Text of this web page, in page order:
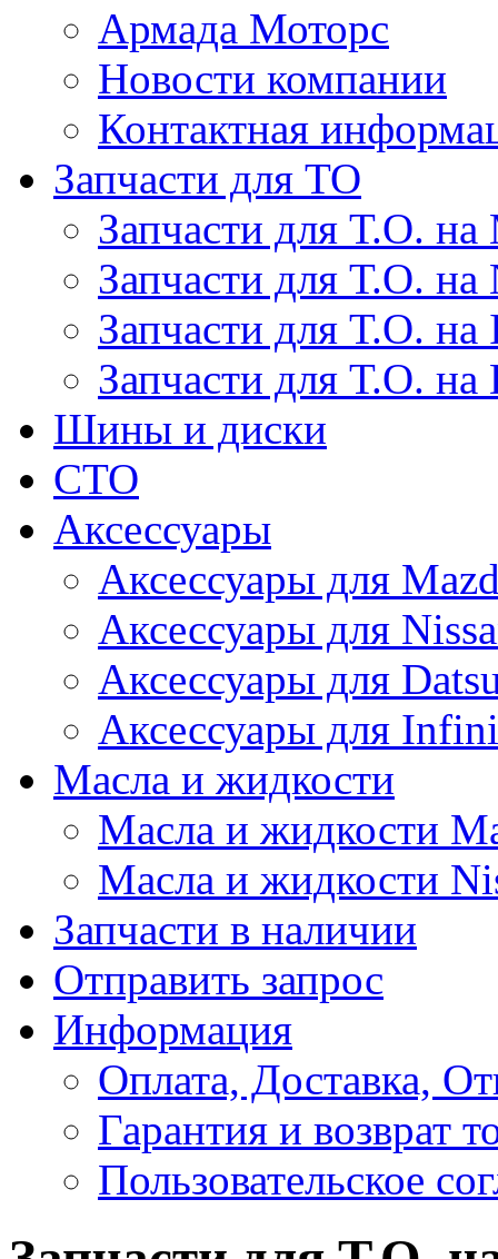
Армада Моторс
Новости компании
Контактная
Запчасти для ТО
Запчасти для Т.О. на
Запчасти для Т.О. на
Запчасти для Т.О.
Запчасти для Т.О. на
Шины и диски
СТО
Аксессуары
Аксессуары для
Аксессуары для
Аксессуары для
Аксессуары для
Масла и жидкости
Масла и жидкости
Масла и жидкости
Запчасти в наличии
Отправить запрос
Информация
Оплата, Доставка,
Гарантия и возврат
Пользовательское